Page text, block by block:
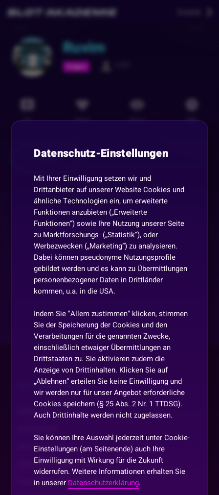
Ruvim
Folgen
23 3975 8314 58h
Teilen
SLOTAKADEMIE.DE
ÜBER UNS
DATENSCHUTZ
COMMUNITY GUIDELINE
PROMOTIONSBEDINGUNGEN
Datenschutz-Einstellungen
Mit Ihrer Einwilligung setzen wir und
Drittanbieter auf unserer Website Cookies und
ähnliche Technologien ein, um erweiterte
Funktionen anzubieten („Erweiterte
Funktionen“) sowie Ihre Nutzung unserer Seite
zu Marktforschungs- („Statistik“), oder
Werbezwecken („Marketing“) zu analysieren.
Dabei können pseudonyme Nutzungsprofile
gebildet werden und es kann zu Übermittlungen
personenbezogener Daten in Drittländer
kommen, u.a. in die USA.
Indem Sie "Allem zustimmen" klicken, stimmen
Sie der Speicherung der Cookies und den
Verarbeitungen für die genannten Zwecke,
einschließlich etwaiger Übermittlungen an
Drittstaaten zu. Sie aktivieren zudem die
Anzeige von Drittinhalten. Klicken Sie auf
„Ablehnen“ erteilen Sie keine Einwilligung und
wir werden nur für unser Angebot erforderliche
Cookies speichern (§ 25 Abs. 2 Nr. 1 TTDSG).
Auch Drittinhalte werden nicht zugelassen.
Sie können Ihre Auswahl jederzeit unter Cookie-
Einstellungen (am Seitenende) auch Ihre
Einwilligung mit Wirkung für die Zukunft
widerrufen. Weitere Informationen erhalten Sie
in unserer Datenschutzerklärung.